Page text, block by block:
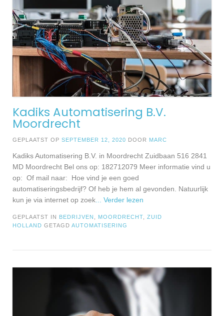
Kadiks Automatisering B.V.
Moordrecht
GEPLAATST OP SEPTEMBER 12, 2020 DOOR MARC
Kadiks Automatisering B.V. in Moordrecht Zuidbaan 516 2841
MD Moordrecht Bel ons op: 182712079 Meer informatie vind u
op: Of mail naar: Hoe vind je een goed
automatiseringsbedrijf? Of heb je hem al gevonden. Natuurlijk
kun je via internet op zoek ... Verder lezen
GEPLAATST IN BEDRIJVEN MOORDRECHT
ZUID
HOLLAND GETAGD AUTOMATISERING